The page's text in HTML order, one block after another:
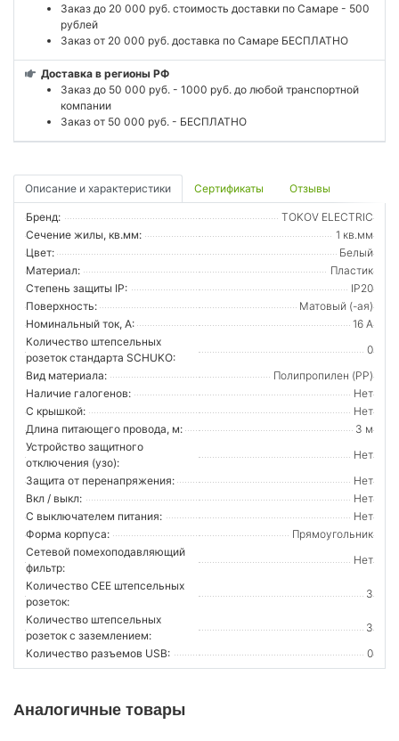
Заказ до 20 000 руб. стоимость доставки по Самаре - 500
рублей
Заказ от 20 000 руб. доставка по Самаре БЕСПЛАТНО
Доставка в регионы РФ
Заказ до 50 000 руб. - 1000 руб. до любой транспортной
компании
Заказ от 50 000 руб. - БЕСПЛАТНО
Описание и характеристики Сертификаты Отзывы
Бренд:
TOKOV ELECTRIC
Сечение жилы, кв.мм:
1 кв.мм
Цвет:
Белый
Материал:
Пластик
Степень защиты IP:
IP20
Поверхность:
Матовый (-ая)
Номинальный ток, А:
16 А
Количество штепсельных
розеток стандарта SCHUKO:
0
Вид материала:
Полипропилен (PP)
Наличие галогенов:
Нет
С крышкой:
Нет
Длина питающего провода, м:
3 м
Устройство защитного
отключения (узо):
Нет
Защита от перенапряжения:
Нет
Вкл / выкл:
Нет
С выключателем питания:
Нет
Форма корпуса:
Прямоугольник
Сетевой помехоподавляющий
фильтр:
Нет
Количество CEE штепсельных
розеток:
3
Количество штепсельных
розеток с заземлением:
3
Количество разъемов USB:
0
Аналогичные товары